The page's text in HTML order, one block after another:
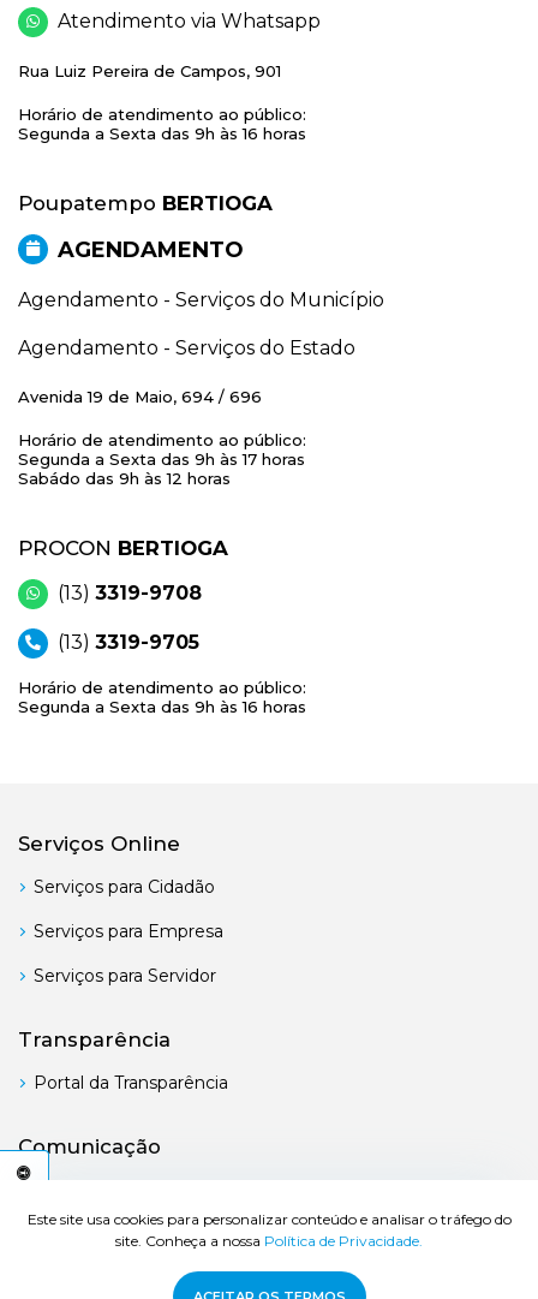
Este site usa cookies para personalizar conteúdo e analisar o tráfego do
site. Conheça a nossa Política de Privacidade.
A
Atendimento via Whatsapp
Rua Luiz Pereira de Campos, 901
Horário de atendimento ao público:
Segunda a Sexta das 9h às 16 horas
Poupatempo BERTIOGA
AGENDAMENTO
Agendamento - Serviços do Município
Agendamento - Serviços do Estado
Avenida 19 de Maio, 694 / 696
Horário de atendimento ao público:
Segunda a Sexta das 9h às 17 horas
Sabádo das 9h às 12 horas
PROCON BERTIOGA
(13) 3319-9708
(13) 3319-9705
Horário de atendimento ao público:
Segunda a Sexta das 9h às 16 horas
Serviços Online
Serviços para Cidadão
Serviços para Empresa
Serviços para Servidor
Transparência
Portal da Transparência
Comunicação
© 2026 Prefeitura de Bertioga - Todos os direitos reservados.